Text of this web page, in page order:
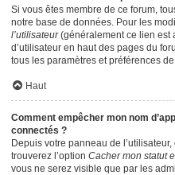
Si vous êtes membre de ce forum,
notre base de données. Pour les
l’utilisateur(généralement ce lien est
d’utilisateur en haut des pages du
tous les paramètres et préférences
Haut
Comment empêcher mon nom
connectés ?
Depuis votre panneau de
trouverez l’option Cacher mon statut
vous ne serez visible que par les